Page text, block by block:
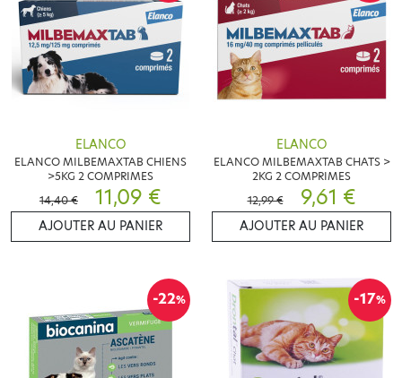
ELANCO
ELANCO MILBEMAXTAB CHIENS
>5KG 2 COMPRIMES
14,40 €
11,09 €
AJOUTER AU PANIER
ELANCO
ELANCO MILBEMAXTAB CHATS >
2KG 2 COMPRIMES
12,99 €
9,61 €
AJOUTER AU PANIER
-22% -17%